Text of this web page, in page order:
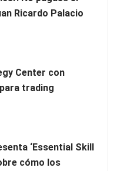
de Asturias para
Ricardo Palacio
Center con
trading
‘Essential Skill
cómo los